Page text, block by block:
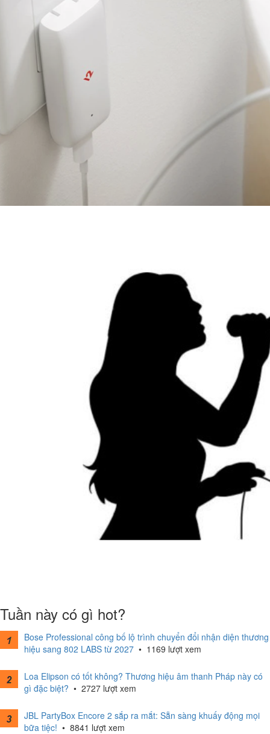
Tuần này có gì hot?
Bose Professional công bố lộ trình chuyển đổi nhận diện thương
hiệu sang 802 LABS từ 2027 • 1169 lượt xem
Loa Elipson có tốt không? Thương hiệu âm thanh Pháp này có
gì đặc biệt? • 2727 lượt xem
JBL PartyBox Encore 2 sắp ra mắt: Sẵn sàng khuấy động mọi
bữa tiệc! • 8841 lượt xem